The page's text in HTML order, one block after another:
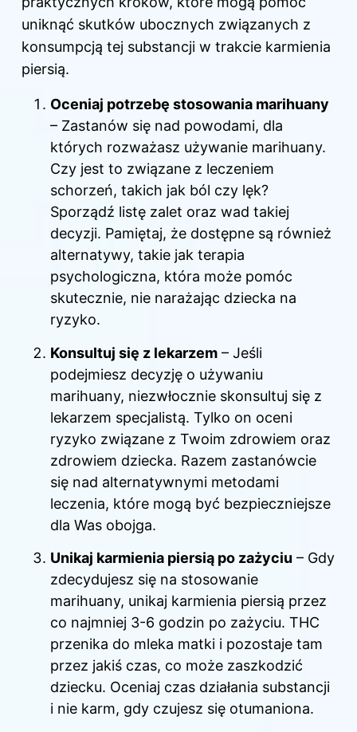
uniknąć skutków ubocznych związanych z
konsumpcją tej substancji w trakcie karmienia
piersią.
Oceniaj potrzebę stosowania marihuany
– Zastanów się nad powodami, dla
których rozważasz używanie marihuany.
Czy jest to związane z leczeniem
schorzeń, takich jak ból czy lęk?
Sporządź listę zalet oraz wad takiej
decyzji. Pamiętaj, że dostępne są również
alternatywy, takie jak terapia
psychologiczna, która może pomóc
skutecznie, nie narażając dziecka na
ryzyko.
Konsultuj się z lekarzem – Jeśli
podejmiesz decyzję o używaniu
marihuany, niezwłocznie skonsultuj się z
lekarzem specjalistą. Tylko on oceni
ryzyko związane z Twoim zdrowiem oraz
zdrowiem dziecka. Razem zastanówcie
się nad alternatywnymi metodami
leczenia, które mogą być bezpieczniejsze
dla Was obojga.
Unikaj karmienia piersią po zażyciu – Gdy
zdecydujesz się na stosowanie
marihuany, unikaj karmienia piersią przez
co najmniej 3-6 godzin po zażyciu. THC
przenika do mleka matki i pozostaje tam
przez jakiś czas, co może zaszkodzić
dziecku. Oceniaj czas działania substancji
i nie karm, gdy czujesz się otumaniona.